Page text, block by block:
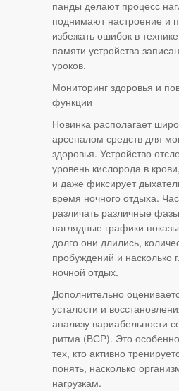
панды делают процесс
поднимают настроение и
избежать ошибок в
памяти устройства
уроков.
Мониторинг здоровья и
функции
Новинка располагает
арсеналом средств для
здоровья. Устройство
уровень кислорода в
и даже фиксирует
время ночного отдыха.
различать различные
наглядные графики
долго они длились,
пробуждений и насколько
ночной отдых.
Дополнительно
усталости и
анализу вариабельности
ритма (ВСР). Это
тех, кто активно
понять, насколько
нагрузкам.